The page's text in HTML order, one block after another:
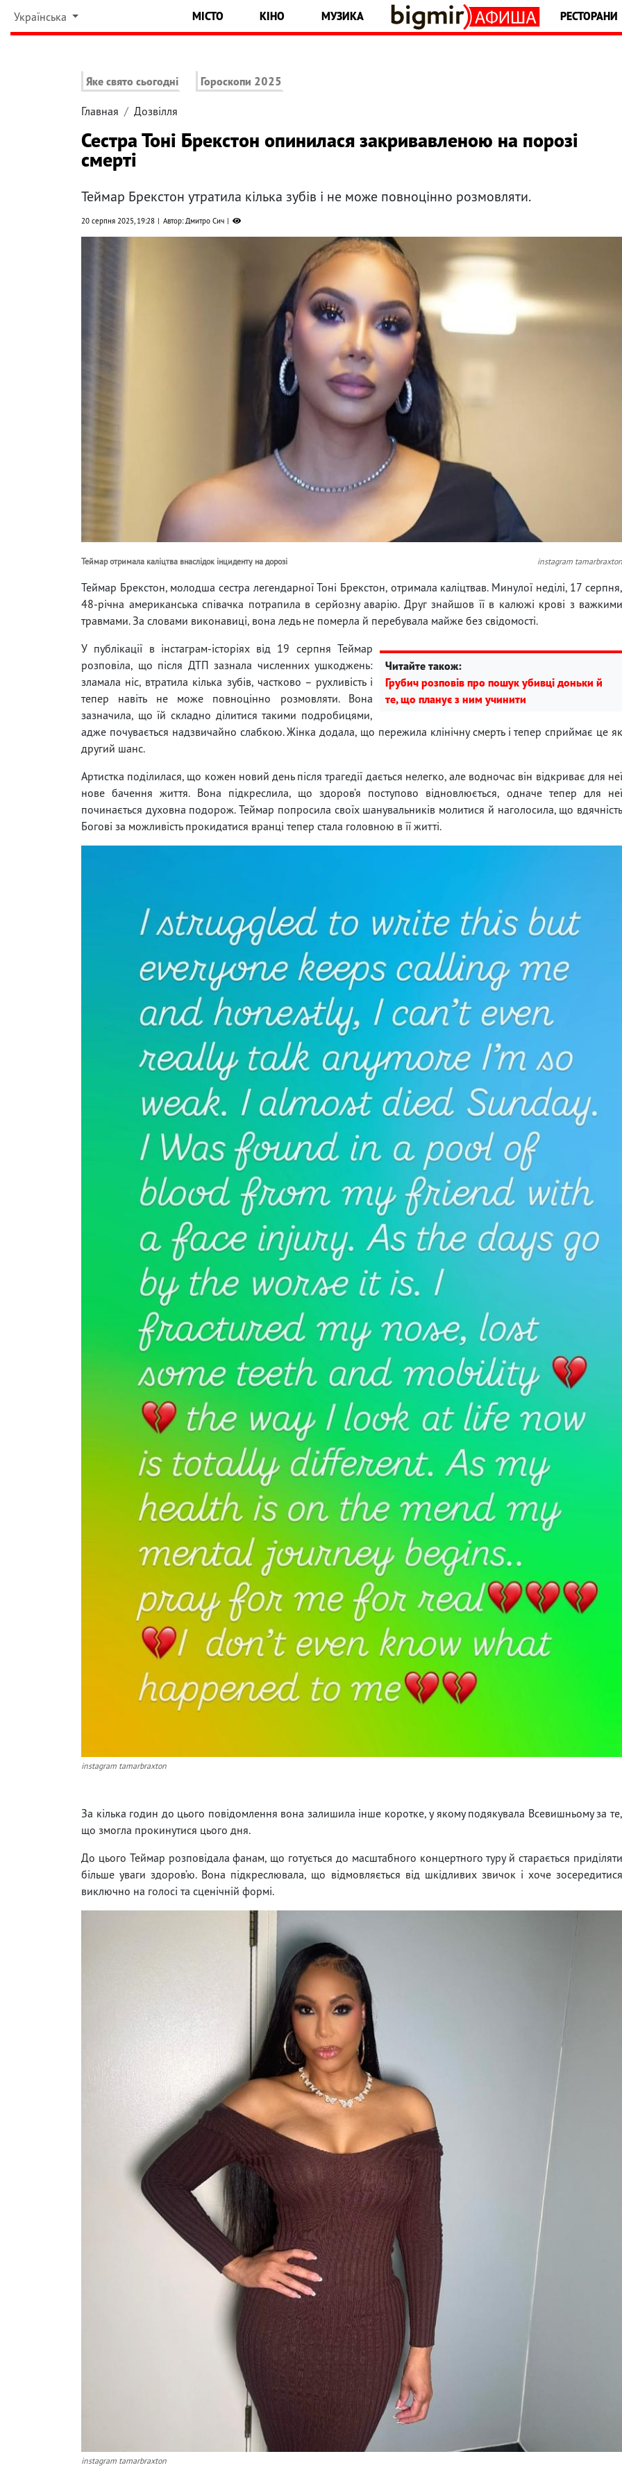
Українська МІСТО КІНО МУЗИКА РЕСТОРАНИ
Яке свято сьогодні Гороскопи 2025
Главная Дозвілля
Сестра Тоні Брекстон опинилася закривавленою на порозі
смерті
Теймар Брекстон утратила кілька зубів і не може повноцінно розмовляти.
20 серпня 2025, 19:28 Автор: Дмитро Сич
Теймар отримала каліцтва внаслідок інциденту на дорозі instagram tamarbraxton
Теймар Брекстон, молодша сестра легендарної Тоні Брекстон, отримала каліцтвав. Минулої неділі, 17 серпня,
48-річна американська співачка потрапила в серйозну аварію. Друг знайшов її в калюжі крові з важкими
травмами. За словами виконавиці, вона ледь не померла й перебувала майже без свідомості.
Читайте також:
Грубич розповів про пошук убивці доньки й
те, що планує з ним учинити
У публікації в інстаграм-історіях від 19 серпня Теймар
розповіла, що після ДТП зазнала численних ушкоджень:
зламала ніс, втратила кілька зубів, частково – рухливість і
тепер навіть не може повноцінно розмовляти. Вона
зазначила, що їй складно ділитися такими подробицями,
адже почувається надзвичайно слабкою. Жінка додала, що пережила клінічну смерть і тепер сприймає це як
другий шанс.
Артистка поділилася, що кожен новий день після трагедії дається нелегко, але водночас він відкриває для неї
нове бачення життя. Вона підкреслила, що здоров’я поступово відновлюється, одначе тепер для неї
починається духовна подорож. Теймар попросила своїх шанувальників молитися й наголосила, що вдячність
Богові за можливість прокидатися вранці тепер стала головною в її житті.
instagram tamarbraxton
За кілька годин до цього повідомлення вона залишила інше коротке, у якому подякувала Всевишньому за те,
що змогла прокинутися цього дня.
До цього Теймар розповідала фанам, що готується до масштабного концертного туру й старається приділяти
більше уваги здоров’ю. Вона підкреслювала, що відмовляється від шкідливих звичок і хоче зосередитися
виключно на голосі та сценічній формі.
instagram tamarbraxton